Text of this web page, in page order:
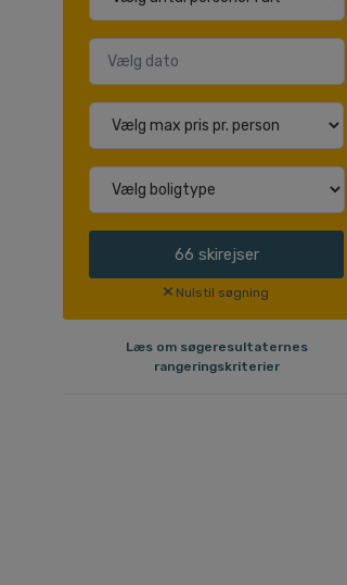
66 skirejser
Nulstil søgning
Læs om søgeresultaternes
rangeringskriterier